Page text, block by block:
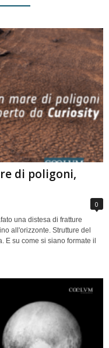
di poligoni,
0
una distesa di fratture
all'orizzonte. Strutture del
E su come si siano formate il